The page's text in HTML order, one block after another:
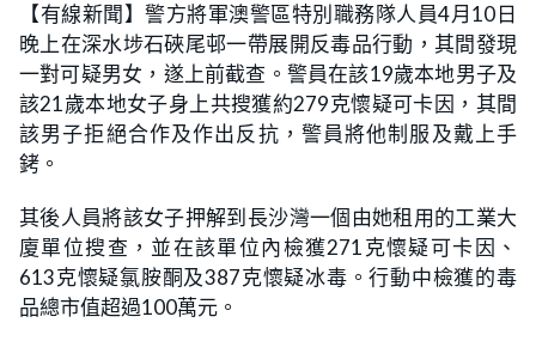
【有線新聞】警方將軍澳警區特別職務隊人員4月10日
晚上在深水埗石硤尾邨一帶展開反毒品行動，其間發現
一對可疑男女，遂上前截查。警員在該19歲本地男子及
該21歲本地女子身上共搜獲約279克懷疑可卡因，其間
該男子拒絕合作及作出反抗，警員將他制服及戴上手
銬。
其後人員將該女子押解到長沙灣一個由她租用的工業大
廈單位搜查，並在該單位內檢獲271克懷疑可卡因、
613克懷疑氯胺酮及387克懷疑冰毒。行動中檢獲的毒
品總市值超過100萬元。